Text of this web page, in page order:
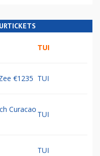
TUI
€1235 TUI
Curacao
TUI
TUI